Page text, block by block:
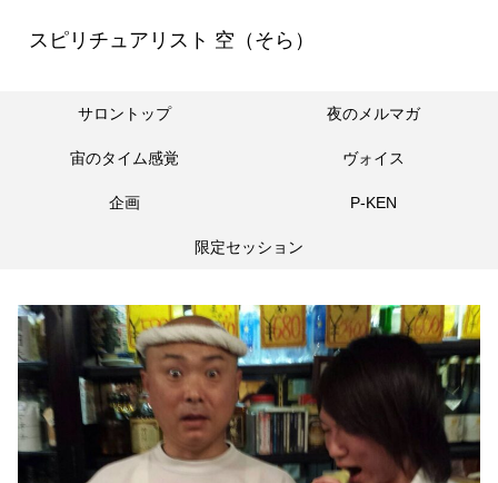
スピリチュアリスト 空（そら）
サロントップ 夜のメルマガ
宙のタイム感覚 ヴォイス
企画 P-KEN
限定セッション